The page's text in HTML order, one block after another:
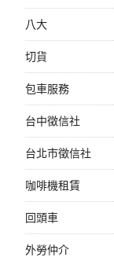
八大
切貨
包車服務
台中徵信社
台北市徵信社
咖啡機租賃
回頭車
外勞仲介